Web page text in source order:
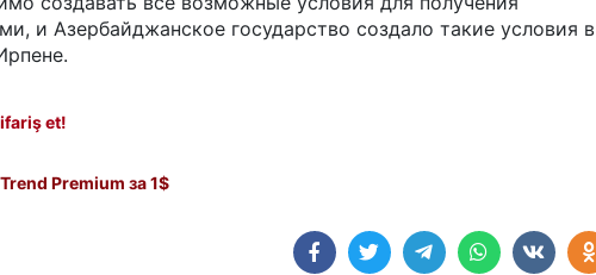
и Азербайджанское государство создало такие условия в
et!
Premium за 1$